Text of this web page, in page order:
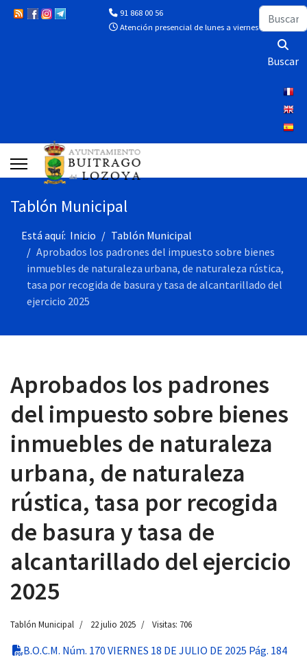
91 868 00 56
Atención presencial de lunes a viernes de 10:00 a
Buscar
Buscar
Tablón Municipal
Está aquí: Inicio
Tablón Municipal
Aprobados los padrones del impuesto sobre bienes
inmuebles de naturaleza urbana, de naturaleza rústica,
tasa por recogida de basura y tasa de alcantarillado del
ejercicio 2025
Aprobados los padrones
del impuesto sobre bienes
inmuebles de naturaleza
urbana, de naturaleza
rústica, tasa por recogida
de basura y tasa de
alcantarillado del ejercicio
2025
Tablón Municipal 22 julio 2025 Visitas: 706
B.O.C.M. Núm. 170 VIERNES 18 DE JULIO DE 2025 Pág. 184